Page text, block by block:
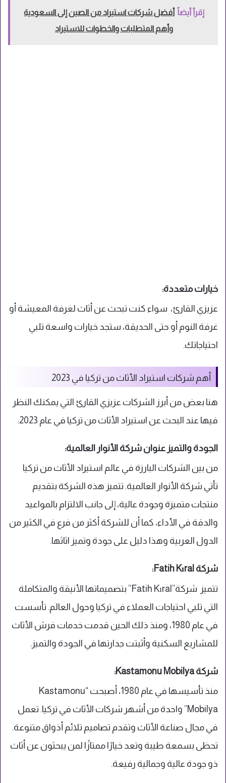
إقرأ أيضاً أفضل شركات استيراد من الصين إلى السعودية
وأهم المتطلبات والخطوات للاستيراد
خيارات متعددة:
عزيزي القارئ، سواء كنت تبحث عن أثاث لغرفة المعيشة أو
غرفة النوم أو حتى الحديقة، ستجد خيارات واسعة تلبي
احتياجاتك.
أهم شركات استيراد الأثاث من تركيا في 2023
هنا بعض من أبرز الشركات عزيزي القارئ التي يمكنك النظر
فيها عند البحث عن استيراد الأثاث من تركيا في عام 2023:
الجودة والتميز عنوان شركة الأنوار العالمية:
من بين الشركات البارزة في عالم استيراد الأثاث من تركيا
تأتي شركة الأنوار العالمية. تتميز هذه الشركة بتقديم
منتجات متميزة وجودة عالية، إلى جانب الالتزام بالمواعيد
والدقة في الأداء، كما أن للشركة أكثر من فرع في الكثير من
الدول العربية وهذا دليل على جودة وتميز اثاثها.
شركة Fatih Kıral:
تتميز شركة”Fatih Kıral” بتصميماتها الأنيقة والمتكاملة
التي تلبي احتياجات العملاء في تركيا وحول العالم. تأسست
في عام 1980، ومنذ ذلك الحين قدمت خدمات فرش الأثاث
للمشاريع السكنية وأثبتت جدارتها في الجودة والتميز.
شركة Kastamonu Mobilya:
منذ تأسيسها في عام 1980، أصبحت “Kastamonu
Mobilya” واحدة من أشهر شركات الأثاث في تركيا. تعمل
في مجال صناعة الأثاث وتقدم تصاميم تلائم أذواق متنوعة.
تحظى بسمعة طيبة وتعد خيارًا ممتازًا لمن يبحثون عن أثاث
ذو جودة عالية وجمالية رفيعة.